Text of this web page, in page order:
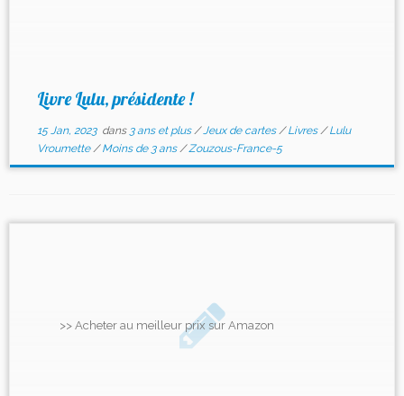
Livre Lulu, présidente !
15 Jan, 2023dans 3 ans et plus/Jeux de cartes/Livres/Lulu
Vroumette/Moins de 3 ans/Zouzous-France-5
>> Acheter au meilleur prix sur Amazon